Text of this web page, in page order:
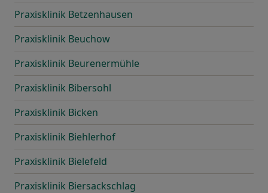
Praxisklinik Betzenhausen
Praxisklinik Beuchow
Praxisklinik Beurenermühle
Praxisklinik Bibersohl
Praxisklinik Bicken
Praxisklinik Biehlerhof
Praxisklinik Bielefeld
Praxisklinik Biersackschlag